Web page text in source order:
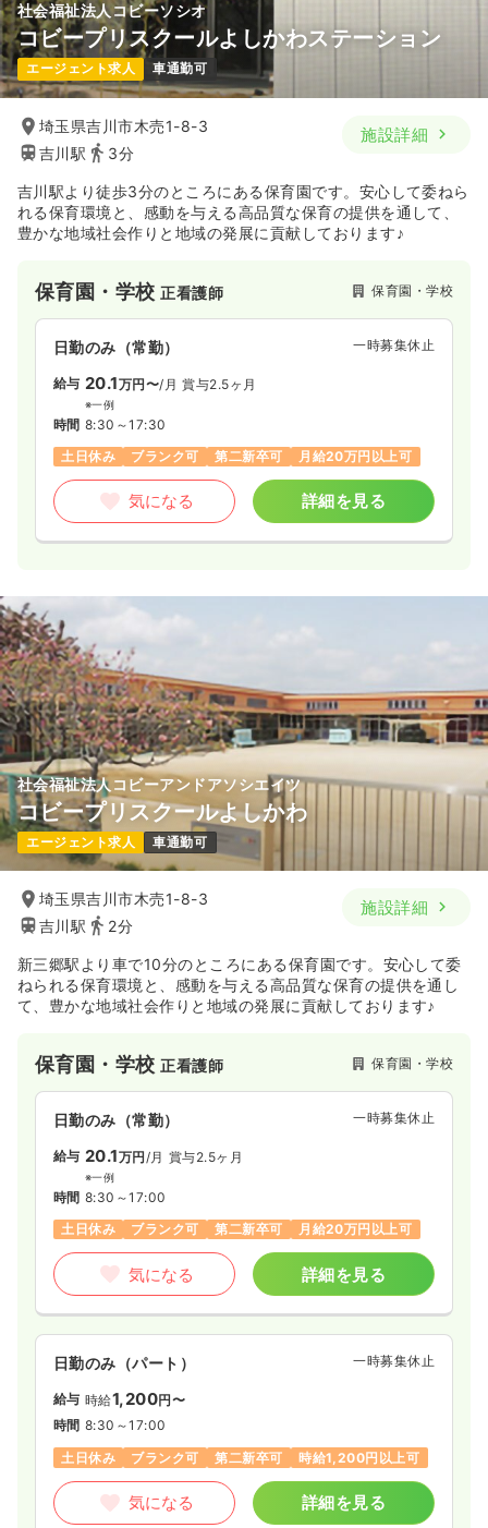
社会福祉法人コビーソシオ
コビープリスクールよしかわステーション
エージェント求人 車通勤可
埼玉県吉川市木売1-8-3
吉川駅
3分
施設詳細
吉川駅より徒歩3分のところにある保育園です。安心して委ねら
れる保育環境と、感動を与える高品質な保育の提供を通して、
豊かな地域社会作りと地域の発展に貢献しております♪
保育園・学校正看護師 保育園・学校
日勤のみ（常勤） 一時募集休止
給与 20.1万円〜/月 賞与2.5ヶ月
※一例
時間 8:30～17:30
土日休み
ブランク可 第二新卒可 月給20万円以上可
気になる 詳細を見る
社会福祉法人コビーアンドアソシエイツ
コビープリスクールよしかわ
エージェント求人 車通勤可
埼玉県吉川市木売1-8-3
吉川駅
2分
施設詳細
新三郷駅より車で10分のところにある保育園です。安心して委
ねられる保育環境と、感動を与える高品質な保育の提供を通し
て、豊かな地域社会作りと地域の発展に貢献しております♪
保育園・学校正看護師 保育園・学校
日勤のみ（常勤） 一時募集休止
給与 20.1万円 /月 賞与2.5ヶ月
※一例
時間 8:30～17:00
土日休み
ブランク可 第二新卒可 月給20万円以上可
気になる 詳細を見る
日勤のみ（パート） 一時募集休止
給与 時給1,200円〜
時間 8:30～17:00
土日休み
ブランク可 第二新卒可 時給1,200円以上可
気になる 詳細を見る